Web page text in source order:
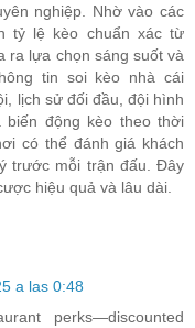
nghiệp. Nhờ vào các
tỷ lệ kèo chuẩn xác từ
ra lựa chọn sáng suốt và
tin soi kèo nhà cái
lịch sử đối đầu, đội hình
động kèo theo thời
có thể đánh giá khách
trước mỗi trận đấu. Đây
hiệu quả và lâu dài.
a las 0:48
perks—discounted